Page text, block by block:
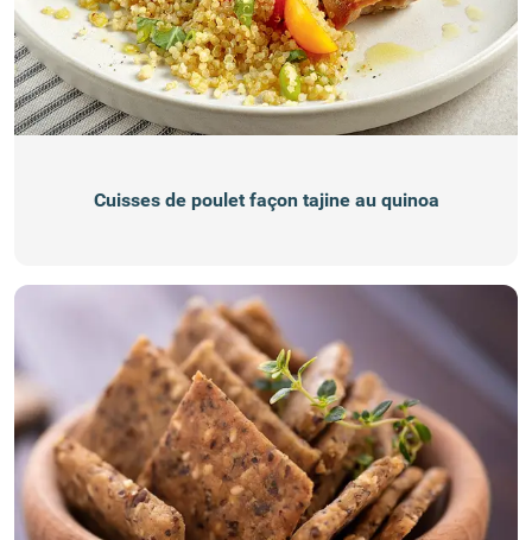
Cuisses de poulet façon tajine au quinoa